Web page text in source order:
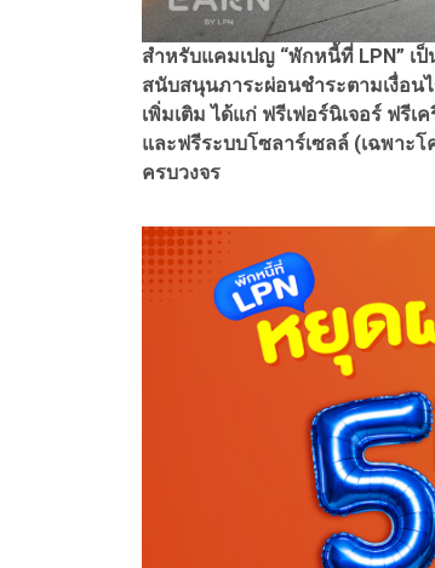
สำหรับแคมเปญ “พักหนี้ที่ LPN” เ
สนับสนุนภาระผ่อนชำระตามเงื่อน
เพิ่มเติม ได้แก่ ฟรีเฟอร์นิเจอร์ ฟรี
และฟรีระบบโซลาร์เซลล์ (เฉพาะ
ครบวงจร